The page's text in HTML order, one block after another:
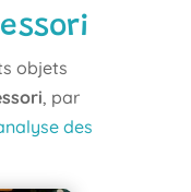
objets
, par
des